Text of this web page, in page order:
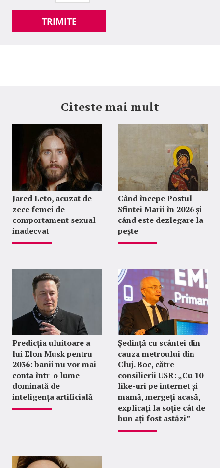
TRIMITE
Citeste mai mult
Jared Leto, acuzat de
zece femei de
comportament sexual
inadecvat
Când începe Postul
Sfintei Marii în 2026 și
când este dezlegare la
pește
Predicția uluitoare a
lui Elon Musk pentru
2036: banii nu vor mai
conta într-o lume
dominată de
inteligența artificială
Ședință cu scântei din
cauza metroului din
Cluj. Boc, către
consilierii USR: „Cu 10
like-uri pe internet și
mamă, mergeți acasă,
explicați la soție cât de
bun ați fost astăzi”